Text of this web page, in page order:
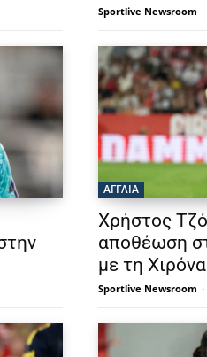
Sportlive Newsroom -
ΑΓΓΛΙΑ
Χρήστος
αποθέωση
με τη Χιρόνα
Sportlive Newsroom -